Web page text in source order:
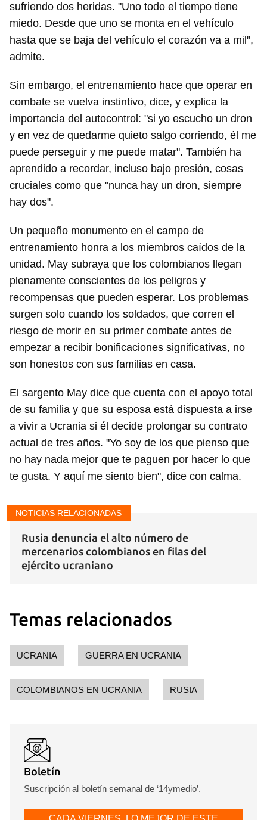
Guardar como favorito
Para poder guardar como favorito, primero has de
iniciar sesión con tu cuenta de 14ymedio.
CANCELAR
sufriendo dos heridas. "Uno todo el tiempo tiene
miedo. Desde que uno se monta en el vehículo
hasta que se baja del vehículo el corazón va a mil",
admite.
Sin embargo, el entrenamiento hace que operar en
combate se vuelva instintivo, dice, y explica la
importancia del autocontrol: "si yo escucho un dron
y en vez de quedarme quieto salgo corriendo, él me
puede perseguir y me puede matar". También ha
aprendido a recordar, incluso bajo presión, cosas
cruciales como que "nunca hay un dron, siempre
hay dos".
Un pequeño monumento en el campo de
entrenamiento honra a los miembros caídos de la
unidad. May subraya que los colombianos llegan
plenamente conscientes de los peligros y
recompensas que pueden esperar. Los problemas
surgen solo cuando los soldados, que corren el
riesgo de morir en su primer combate antes de
empezar a recibir bonificaciones significativas, no
son honestos con sus familias en casa.
El sargento May dice que cuenta con el apoyo total
de su familia y que su esposa está dispuesta a irse
a vivir a Ucrania si él decide prolongar su contrato
actual de tres años. "Yo soy de los que pienso que
no hay nada mejor que te paguen por hacer lo que
te gusta. Y aquí me siento bien", dice con calma.
NOTICIAS RELACIONADAS
Rusia denuncia el alto número de
mercenarios colombianos en filas del
ejército ucraniano
Temas relacionados
UCRANIA GUERRA EN UCRANIA
COLOMBIANOS EN UCRANIA RUSIA
Boletín
Suscripción al boletín semanal de ‘14ymedio’.